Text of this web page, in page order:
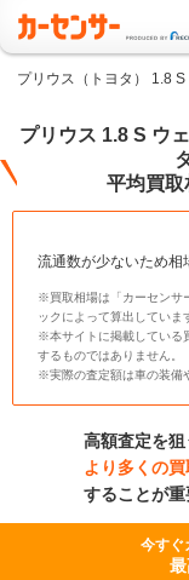
プリウス（トヨタ） 1.8
プリウス 1.8 S ウ
平均買取
流通数が少ないため相
※買取相場は「カーセンサ
ックによって算出していま
※本サイトに掲載している
するものではありません。
※実際の査定額は車の装備
高額査定を狙
より多くの
することが重
今すぐ